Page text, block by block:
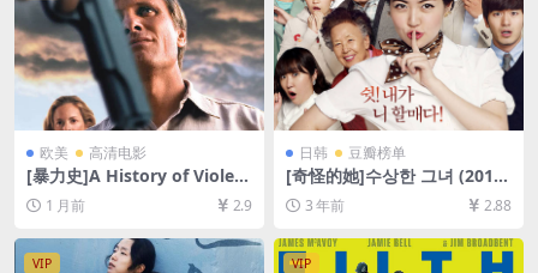
欧美 高清电影
[暴力史]A History of Violen
ce (2005)[百度网盘+夸克网盘
1080P超清未删减资源][网盘
在线播放/下载][MP4/6.2GB]
[中英字幕]
1 月前 2.9
日韩 豆瓣榜单
[奇怪的她]수상한 그녀 (2014)
[百度网盘+夸克网盘1080P超
清未删减资源][网盘在线播放/
下载][MP4/8GB][中文字幕]
3 年前 2.88
VIP VIP